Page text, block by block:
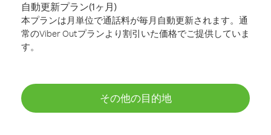
自動更新プラン(1ヶ月)
本プランは月単位で通話料が毎月自動更新されます。通
常のViber Outプランより割引いた価格でご提供していま
す。
その他の目的地